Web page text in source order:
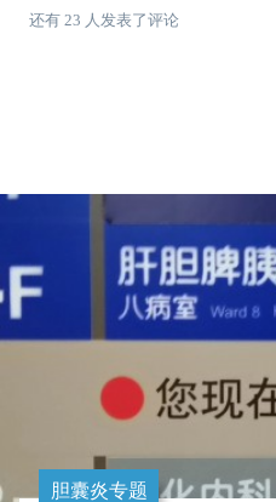
还有 23 人发表了评论
胆囊炎专题